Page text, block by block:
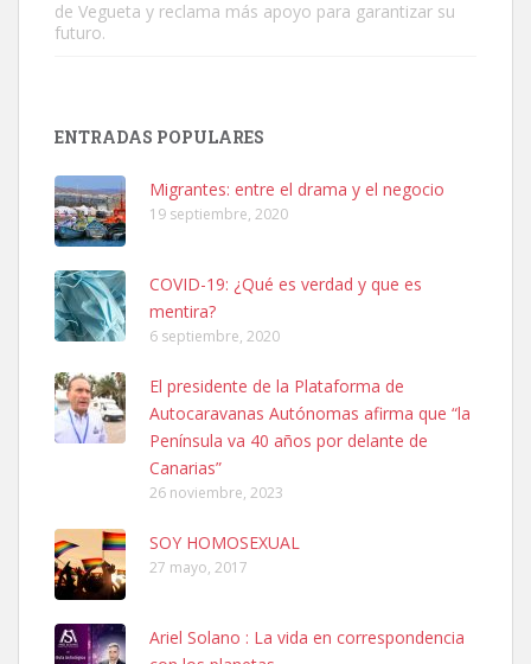
Leales.org » Gran Canaria
SHIBA PERDIDO AVDA JOSE MESA Y LOPEZ
PERRO MACHO RAZA SHIBA CON MICROCHIP PERDIDO HOY
06/07/2025 ZONA MESA Y LOPEZ. ES MUY ASUSTADIZO
Leales.org » Gran Canaria
6.7.2025
Ninfa perdida
de Vegueta y reclama más apoyo para garantizar su
futuro.
ENTRADAS POPULARES
Migrantes: entre el drama y el negocio
19 septiembre, 2020
COVID-19: ¿Qué es verdad y que es
mentira?
6 septiembre, 2020
El presidente de la Plataforma de
Autocaravanas Autónomas afirma que “la
Península va 40 años por delante de
Canarias”
26 noviembre, 2023
SOY HOMOSEXUAL
27 mayo, 2017
Ariel Solano : La vida en correspondencia